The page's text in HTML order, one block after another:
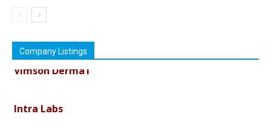
Company Listings
Intra Labs